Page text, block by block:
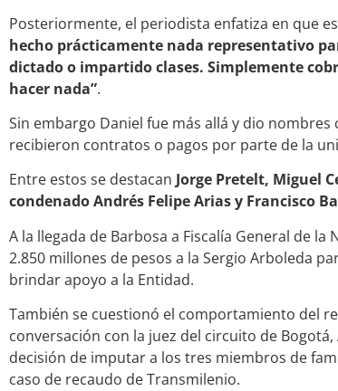
Posteriormente, el periodista enfatiza en que
hecho prácticamente nada representativo
dictado o impartido clases. Simplemente
hacer nada”.
Sin embargo Daniel fue más allá y dio
recibieron contratos o pagos por parte de la
Entre estos se destacan Jorge Pretelt, Miguel
condenado Andrés Felipe Arias y Francisco
A la llegada de Barbosa a Fiscalía General de
2.850 millones de pesos a la Sergio Arboleda
brindar apoyo a la Entidad.
También se cuestionó el comportamiento del
conversación con la juez del circuito de
decisión de imputar a los tres miembros de
caso de recaudo de Transmilenio.